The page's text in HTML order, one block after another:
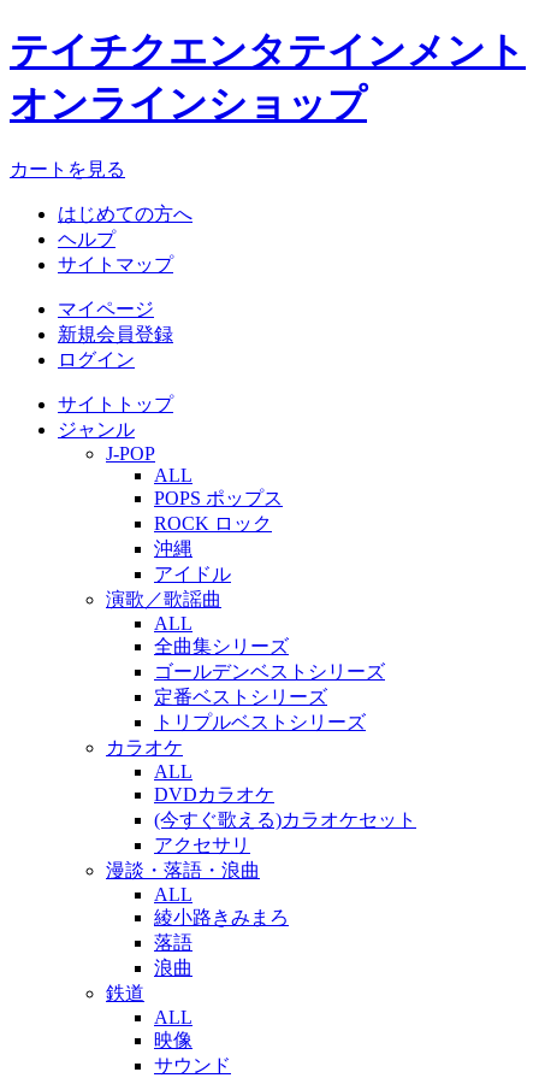
テイチクエンタテインメント
オンラインショップ
カートを見る
はじめての方へ
ヘルプ
サイトマップ
マイページ
新規会員登録
ログイン
サイトトップ
ジャンル
J-POP
ALL
POPS ポップス
ROCK ロック
沖縄
アイドル
演歌／歌謡曲
ALL
全曲集シリーズ
ゴールデンベストシリーズ
定番ベストシリーズ
トリプルベストシリーズ
カラオケ
ALL
DVDカラオケ
(今すぐ歌える)カラオケセット
アクセサリ
漫談・落語・浪曲
ALL
綾小路きみまろ
落語
浪曲
鉄道
ALL
映像
サウンド